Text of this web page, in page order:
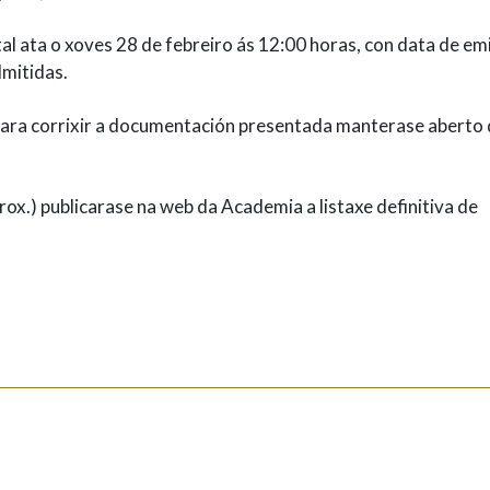
ata o xoves 28 de febreiro ás 12:00 horas, con data de
corrixir a documentación presentada manterase aberto
publicarase na web da Academia a listaxe definitiva de